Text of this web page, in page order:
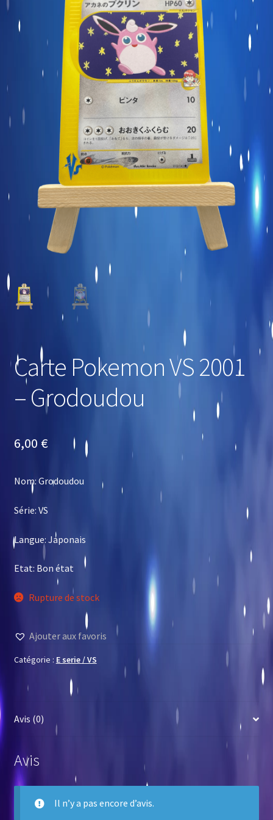
Carte commune
Display et produits scellés
Goodies et autres
Sleeve à l’unité
Précommandes
Enchères
Carte Pokemon VS 2001
– Grodoudou
6,00 €
Nom: Grodoudou
Série: VS
Langue: Japonais
Etat: Bon état
Rupture de stock
Ajouter aux favoris
Catégorie : E serie / VS
Avis (0)
Avis
Il n’y a pas encore d’avis.